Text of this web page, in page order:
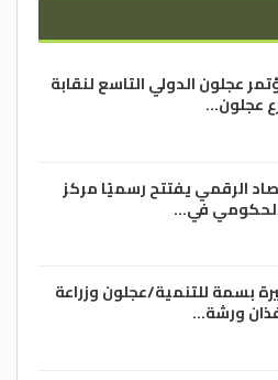
عجلون الدولي التاسع لنقابة
عجلون…
الرقمي يفتتح رسميًا مركز
في…
بسمة للتنمية/عجلون وزراعة
ورشة…